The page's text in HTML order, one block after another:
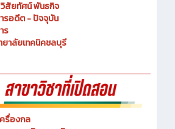
มา
สัยทัศน์ พันธกิจ
อดีต - ปัจจุบัน
ร